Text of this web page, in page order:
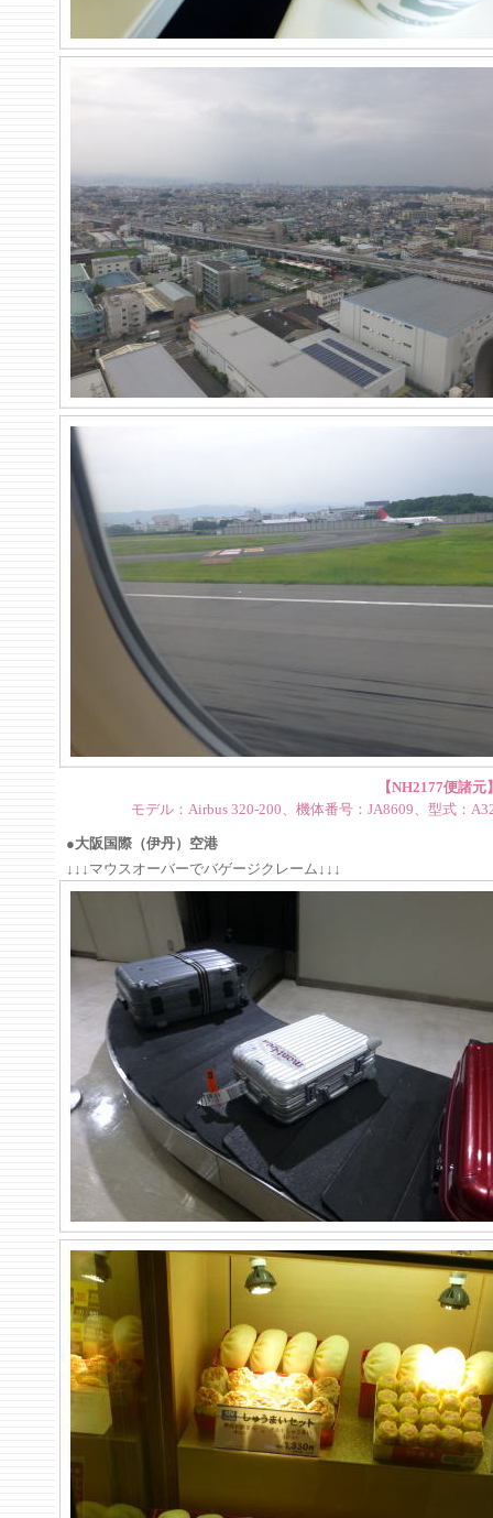
【NH2177便諸元
モデル：Airbus 320-200、機体番号：JA8609、型式：
●大阪国際（伊丹）空港
↓↓↓マウスオーバーでバゲージクレーム↓↓↓